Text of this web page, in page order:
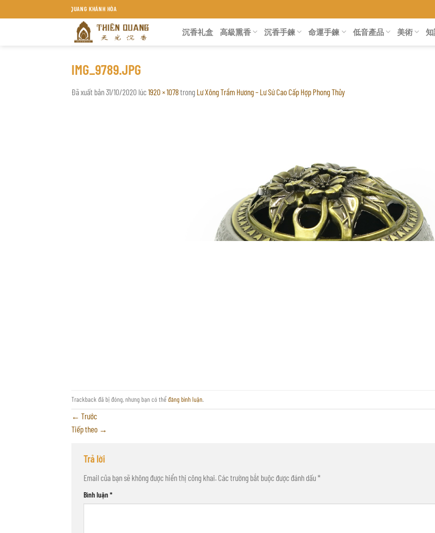
đến
HƯƠNG THIÊN QUANG KHÁNH HÒA
沉香礼盒 高級熏香 沉香手鍊 命運手鍊 低音產品 美術
IMG_9789.JPG
Đã xuất bản31/10/2020 lúc1920 × 1078trong Lư Xông Trầm Hương – Lư Sứ Cao Cấp Hợp Phong Thủy
Trackback đã bị đóng, nhưng bạn có thểđăng bình luận.
← Trước
Tiếp theo →
Trả lời
Email của bạn sẽ không được hiển thị công khai. Các trường bắt buộc được đánh dấu*
Bình luận*